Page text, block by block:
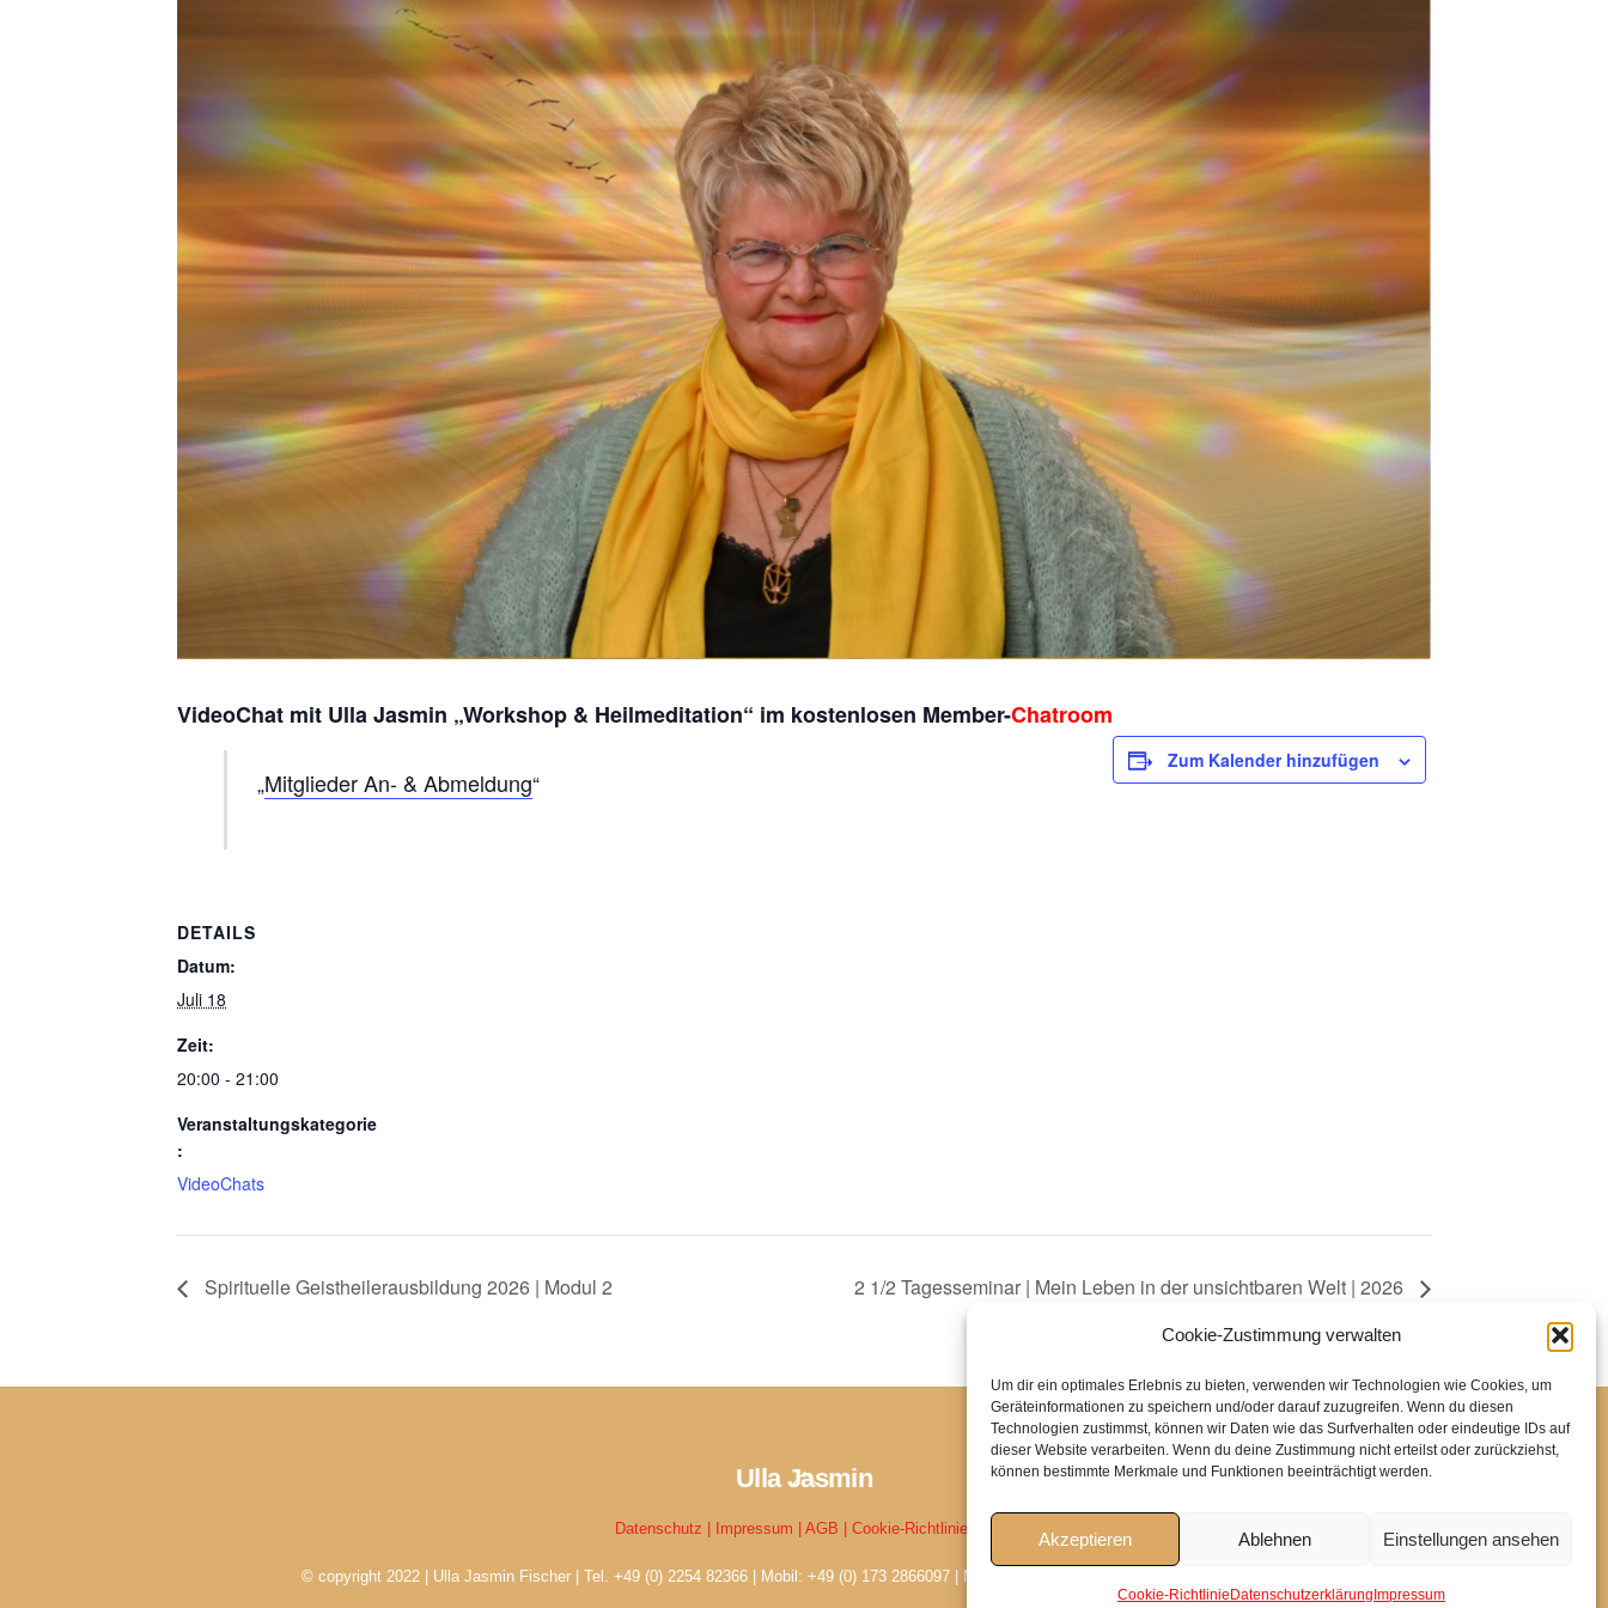
Cookie-Zustimmung verwalten
Um dir ein optimales Erlebnis zu bieten, verwenden wir Technologien wie Cookies, um
Geräteinformationen zu speichern und/oder darauf zuzugreifen. Wenn du diesen
Technologien zustimmst, können wir Daten wie das Surfverhalten oder eindeutige IDs auf
dieser Website verarbeiten. Wenn du deine Zustimmung nicht erteilst oder zurückziehst,
können bestimmte Merkmale und Funktionen beeinträchtigt werden.
Akzeptieren Ablehnen Einstellungen ansehen
Cookie-Richtlinie Datenschutzerklärung Impressum
VideoChat mit Ulla Jasmin „Workshop & Heilmeditation“ im kostenlosen Member-Chatroom
Mitglieder An- & Abmeldung
Zum Kalender hinzufügen
DETAILS
Datum:
Juli 18
Zeit:
20:00 - 21:00
Veranstaltungskategorie
:
VideoChats
Spirituelle Geistheilerausbildung 2026 | Modul 2 2 1/2 Tagesseminar | Mein Leben in der unsichtbaren Welt | 2026
Back
Top
Ulla Jasmin
Datenschutz | Impressum | AGB | Cookie-Richtlinie EU
© copyright 2022 | Ulla Jasmin Fischer | Tel. +49 (0) 2254 82366 | Mobil: +49 (0) 173 2866097 | Mail: ullajasmin@icloud.com | www.ulla-jasmin.de